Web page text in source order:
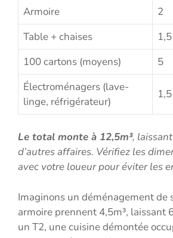
Armoire
2
Table + chaises
1,5
100 cartons (moyens)
5
Électroménagers (lave-
linge, réfrigérateur)
1,5
Le total monte à 12,5m³,
d’autres affaires. Vérifiez les
avec votre loueur pour éviter les
Imaginons un déménagement de
armoire prennent 4,5m³, laissant
un T2, une cuisine démontée